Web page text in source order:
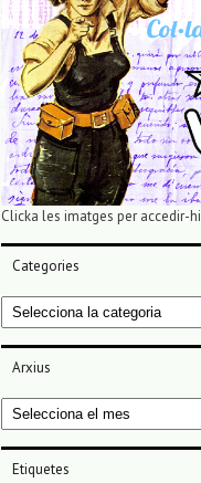
Clicka les imatges per accedir-hi
Categories
Categories
Arxius
Arxius
Etiquetes